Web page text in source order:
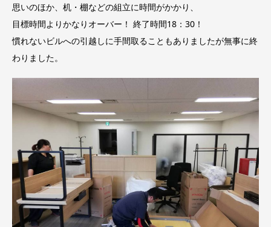
思いのほか、机・棚などの組立に時間がかかり、
目標時間よりかなりオーバー！ 終了時間18：30！
慣れないビルへの引越しに手間取ることもありましたが無事に終
わりました。